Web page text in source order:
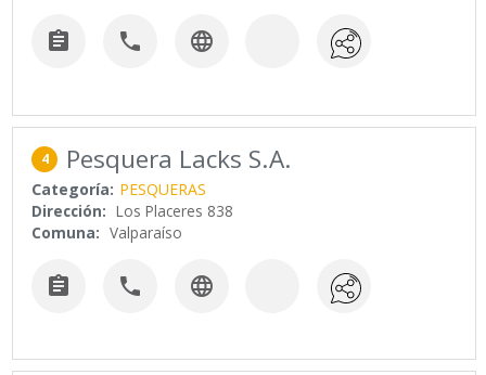
  
4 Pesquera Lacks S.A.
Categoría: PESQUERAS
Dirección: Los Placeres 838
Comuna: Valparaíso
  